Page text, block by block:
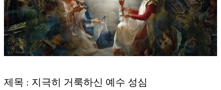
제목 : 지극히 거룩하신 예수 성심